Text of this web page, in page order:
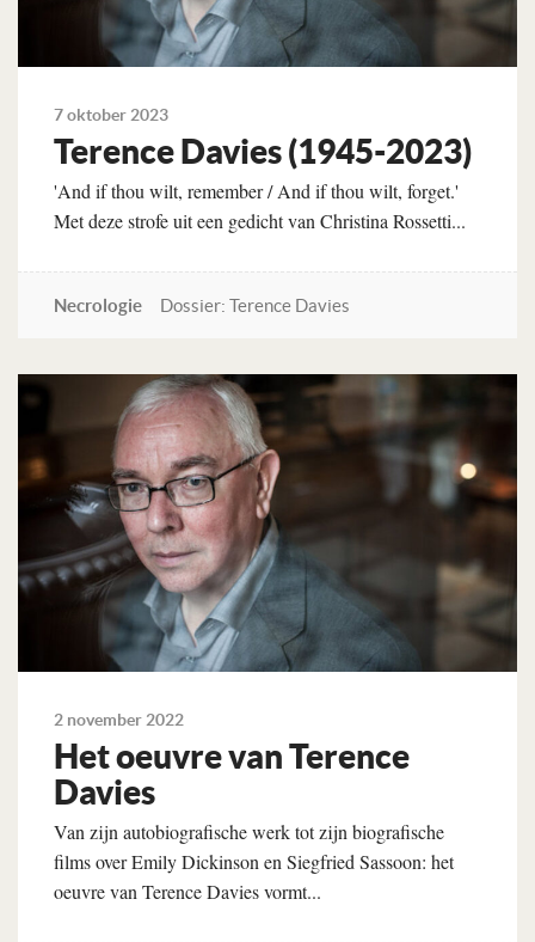
7 oktober 2023
Terence Davies (1945-2023)
'And if thou wilt, remember / And if thou wilt, forget.'
Met deze strofe uit een gedicht van Christina Rossetti...
Necrologie Dossier: Terence Davies
Lees verder
2 november 2022
Het oeuvre van Terence
Davies
Van zijn autobiografische werk tot zijn biografische
films over Emily Dickinson en Siegfried Sassoon: het
oeuvre van Terence Davies vormt...